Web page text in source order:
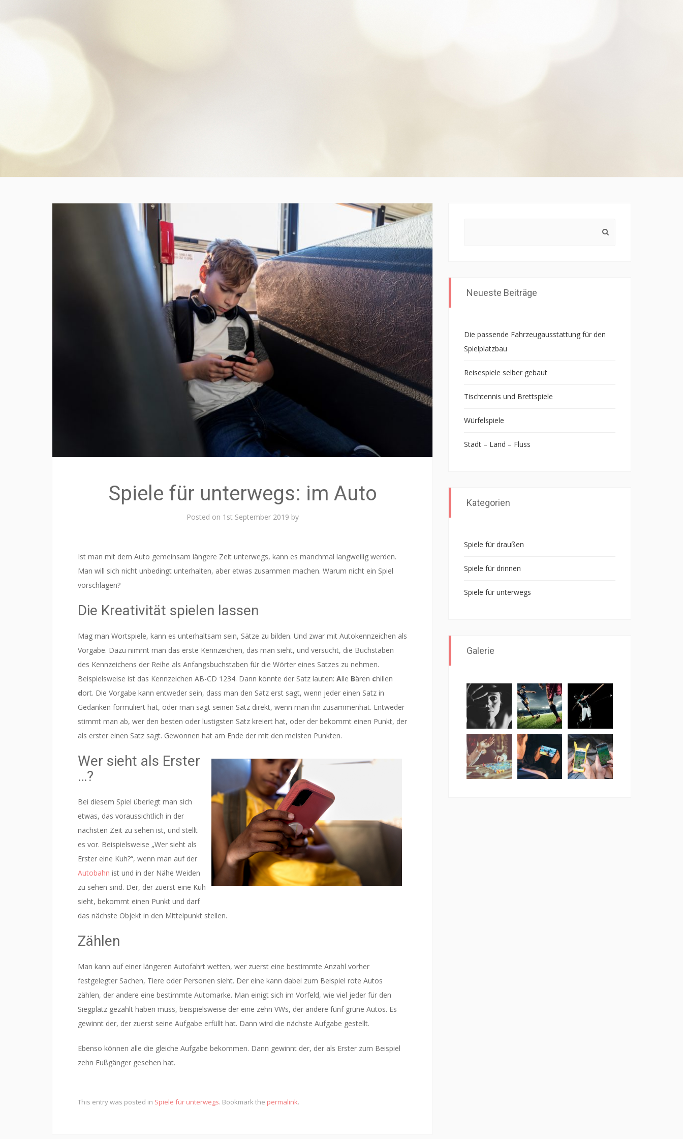
Spiele für unterwegs: im Auto
Posted on 1st September 2019 by
Ist man mit dem Auto gemeinsam längere Zeit unterwegs, kann es manchmal langweilig werden.
Man will sich nicht unbedingt unterhalten, aber etwas zusammen machen. Warum nicht ein Spiel
vorschlagen?
Die Kreativität spielen lassen
Mag man Wortspiele, kann es unterhaltsam sein, Sätze zu bilden. Und zwar mit Autokennzeichen als
Vorgabe. Dazu nimmt man das erste Kennzeichen, das man sieht, und versucht, die Buchstaben
des Kennzeichens der Reihe als Anfangsbuchstaben für die Wörter eines Satzes zu nehmen.
Beispielsweise ist das Kennzeichen AB-CD 1234. Dann könnte der Satz lauten: Alle Bären chillen
dort. Die Vorgabe kann entweder sein, dass man den Satz erst sagt, wenn jeder einen Satz in
Gedanken formuliert hat, oder man sagt seinen Satz direkt, wenn man ihn zusammenhat. Entweder
stimmt man ab, wer den besten oder lustigsten Satz kreiert hat, oder der bekommt einen Punkt, der
als erster einen Satz sagt. Gewonnen hat am Ende der mit den meisten Punkten.
Wer sieht als Erster
…?
Bei diesem Spiel überlegt man sich
etwas, das voraussichtlich in der
nächsten Zeit zu sehen ist, und stellt
es vor. Beispielsweise „Wer sieht als
Erster eine Kuh?“, wenn man auf der
Autobahn ist und in der Nähe Weiden
zu sehen sind. Der, der zuerst eine Kuh
sieht, bekommt einen Punkt und darf
das nächste Objekt in den Mittelpunkt stellen.
Zählen
Man kann auf einer längeren Autofahrt wetten, wer zuerst eine bestimmte Anzahl vorher
festgelegter Sachen, Tiere oder Personen sieht. Der eine kann dabei zum Beispiel rote Autos
zählen, der andere eine bestimmte Automarke. Man einigt sich im Vorfeld, wie viel jeder für den
Siegplatz gezählt haben muss, beispielsweise der eine zehn VWs, der andere fünf grüne Autos. Es
gewinnt der, der zuerst seine Aufgabe erfüllt hat. Dann wird die nächste Aufgabe gestellt.
Ebenso können alle die gleiche Aufgabe bekommen. Dann gewinnt der, der als Erster zum Beispiel
zehn Fußgänger gesehen hat.
This entry was posted in Spiele für unterwegs. Bookmark the permalink.
Neueste Beiträge
Die passende Fahrzeugausstattung für den
Spielplatzbau
Reisespiele selber gebaut
Tischtennis und Brettspiele
Würfelspiele
Stadt – Land – Fluss
Kategorien
Spiele für draußen
Spiele für drinnen
Spiele für unterwegs
Galerie